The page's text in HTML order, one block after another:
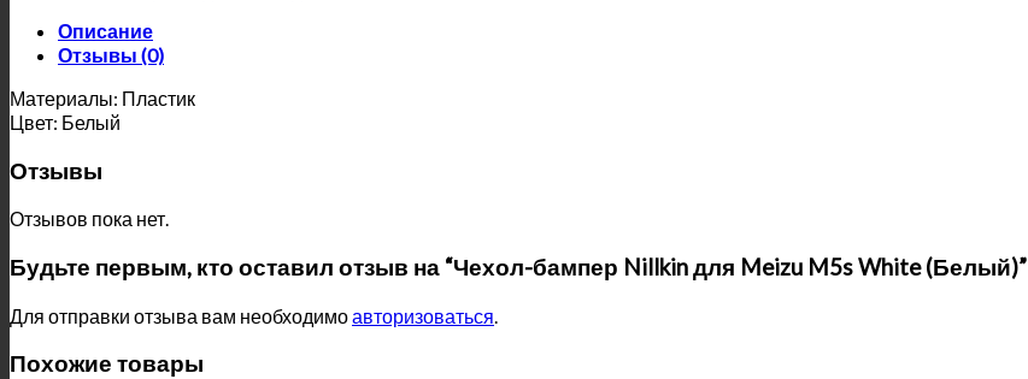
Описание
Отзывы (0)
Материалы: Пластик
Цвет: Белый
Отзывы
Отзывов пока нет.
Будьте первым, кто оставил отзыв на “Чехол-бампер Nillkin для Meizu M5s White (Белый)”
Для отправки отзыва вам необходимоавторизоваться
Похожие товары